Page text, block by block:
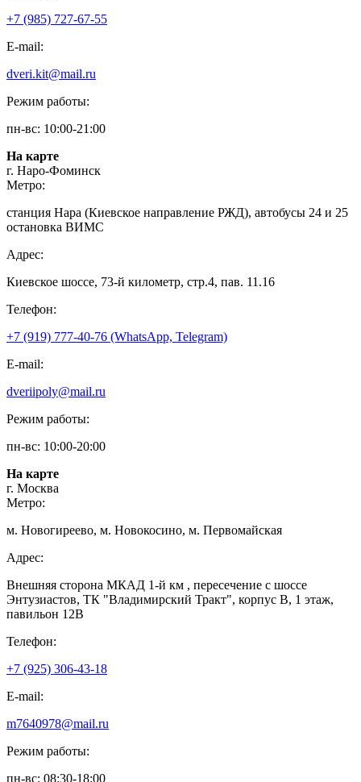
+7 (985) 727-67-55
E-mail:
dveri.kit@mail.ru
Режим работы:
пн-вс: 10:00-21:00
На карте
г. Наро-Фоминск
Метро:
станция Нара (Киевское направление РЖД), автобусы 24 и 25
остановка ВИМС
Адрес:
Киевское шоссе, 73-й километр, стр.4, пав. 11.16
Телефон:
+7 (919) 777-40-76 (WhatsApp, Telegram)
E-mail:
dveriipoly@mail.ru
Режим работы:
пн-вс: 10:00-20:00
На карте
г. Москва
Метро:
м. Новогиреево, м. Новокосино, м. Первомайская
Адрес:
Внешняя сторона МКАД 1-й км , пересечение с шоссе
Энтузиастов, ТК "Владимирский Тракт", корпус В, 1 этаж,
павильон 12В
Телефон:
+7 (925) 306-43-18
E-mail:
m7640978@mail.ru
Режим работы:
пн-вс: 08:30-18:00